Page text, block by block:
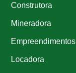
Construtora
Mineradora
Empreendimentos
Locadora